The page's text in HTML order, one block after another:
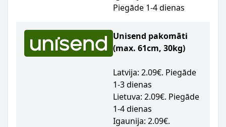
Piegāde 1-4 dienas
Unisend pakomāti
(max. 61cm, 30kg)
Latvija: 2.09€. Piegāde
1-3 dienas
Lietuva: 2.09€. Piegāde
1-4 dienas
Igaunija: 2.09€.